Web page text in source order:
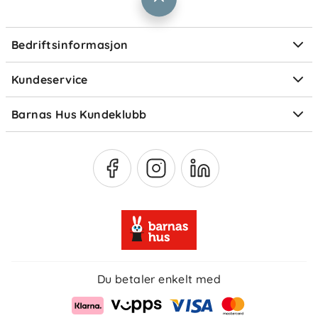
Bedriftsinformasjon
Størrelsesguider
Kundeservice
Ofte stilte spørsmål
Om Klarna
Barnas Hus Kundeklubb
Medlemsvilkår
Du betaler enkelt med